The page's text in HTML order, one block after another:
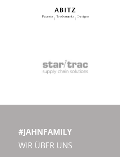
#JAHNFAMILY
WIR ÜBER UNS